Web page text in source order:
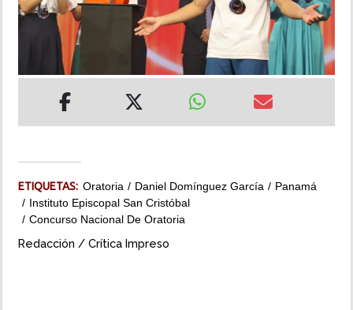
MULTIMEDIA
IMPRESO
ETIQUETAS: Oratoria Daniel Domínguez García
Panamá
Instituto Episcopal San Cristóbal
Concurso Nacional De Oratoria
Redacción / Crítica Impreso